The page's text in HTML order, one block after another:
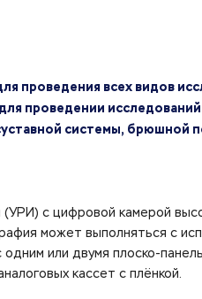
проведения всех видов
проведении
системы, брюшной
(УРИ) с цифровой камерой
может выполняться с
или двумя плоско-
кассет с плёнкой.